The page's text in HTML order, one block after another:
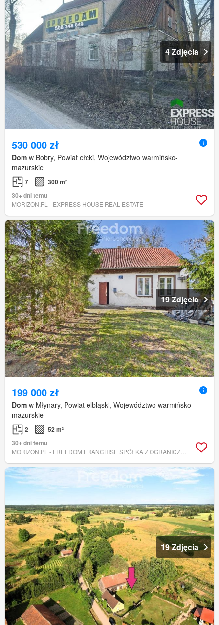
4 Zdjęcia
530 000 zł
Dom w Bobry, Powiat ełcki, Województwo warmińsko-
mazurskie
7
300 m²
30+ dni temu
MORIZON.PL - EXPRESS HOUSE REAL ESTATE
19 Zdjęcia
199 000 zł
Dom w Młynary, Powiat elbląski, Województwo warmińsko-
mazurskie
2
52 m²
30+ dni temu
19 Zdjęcia